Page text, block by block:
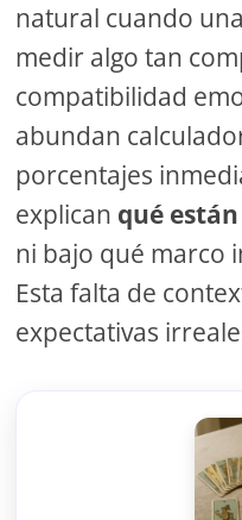
natural cuando
medir algo tan
compatibilidad
abundan
porcentajes
explican qué
ni bajo qué marco
Esta falta de
expectativas